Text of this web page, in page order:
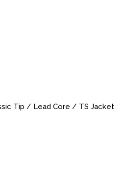
Tip / Lead Core / TS Jacket